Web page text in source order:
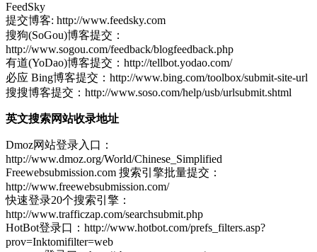
FeedSky
提交博客: http://www.feedsky.com
搜狗(SoGou)博客提交：
http://www.sogou.com/feedback/blogfeedback.php
有道(YoDao)博客提交：http://tellbot.yodao.com/
必应 Bing博客提交：http://www.bing.com/toolbox/submit-site-url
搜搜博客提交：http://www.soso.com/help/usb/urlsubmit.shtml
英文搜索网站收录地址
Dmoz网站登录入口：
http://www.dmoz.org/World/Chinese_Simplified
Freewebsubmission.com 搜索引擎批量提交：
http://www.freewebsubmission.com/
快速登录20个搜索引擎：
http://www.trafficzap.com/searchsubmit.php
HotBot登录口：http://www.hotbot.com/prefs_filters.asp?
prov=Inktomifilter=web